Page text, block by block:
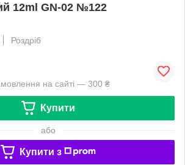
12ml GN-02 №122
Роздріб
на сайті — 300 ₴
Купити
або
Купити з